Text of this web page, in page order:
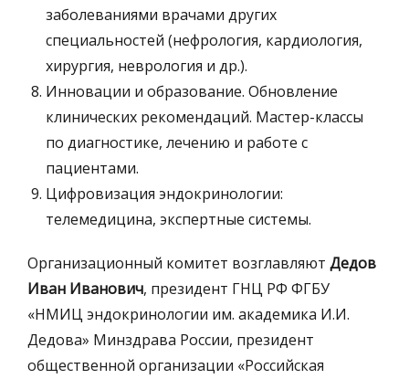
заболеваниями врачами других
специальностей (нефрология, кардиология,
хирургия, неврология и др.).
Инновации и образование. Обновление
клинических рекомендаций. Мастер-классы
по диагностике, лечению и работе с
пациентами.
Цифровизация эндокринологии:
телемедицина, экспертные системы.
Организационный комитет возглавляют Дедов
Иван Иванович, президент ГНЦ РФ ФГБУ
«НМИЦ эндокринологии им. академика И.И.
Дедова» Минздрава России, президент
общественной организации «Российская